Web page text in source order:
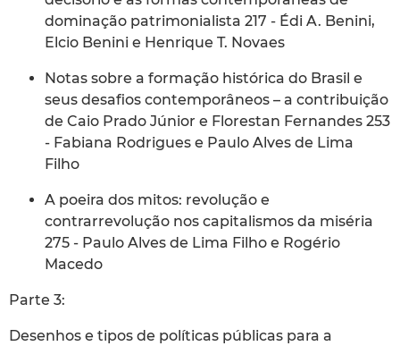
dominação patrimonialista 217 - Édi A. Benini,
Elcio Benini e Henrique T. Novaes
Notas sobre a formação histórica do Brasil e
seus desafios contemporâneos – a contribuição
de Caio Prado Júnior e Florestan Fernandes 253
- Fabiana Rodrigues e Paulo Alves de Lima
Filho
A poeira dos mitos: revolução e
contrarrevolução nos capitalismos da miséria
275 - Paulo Alves de Lima Filho e Rogério
Macedo
Parte 3:
Desenhos e tipos de políticas públicas para a